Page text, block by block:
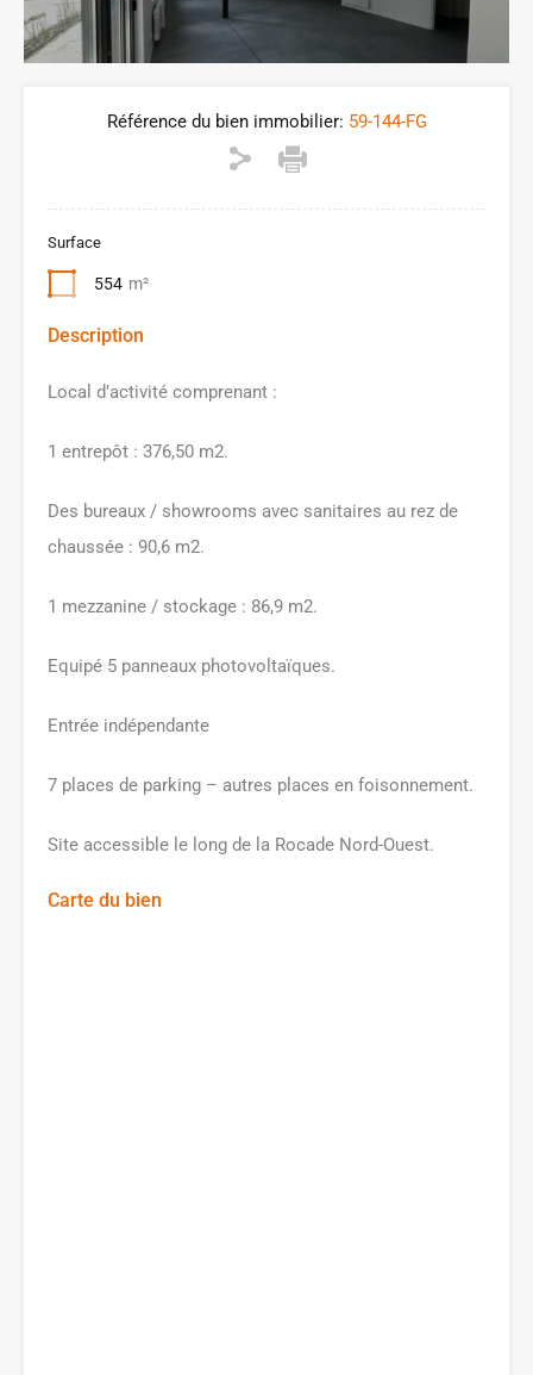
Référence du bien immobilier: 59-144-FG
Surface
554 m²
Description
Local d’activité comprenant :
1 entrepôt : 376,50 m2.
Des bureaux / showrooms avec sanitaires au rez de
chaussée : 90,6 m2.
1 mezzanine / stockage : 86,9 m2.
Equipé 5 panneaux photovoltaïques.
Entrée indépendante
7 places de parking – autres places en foisonnement.
Site accessible le long de la Rocade Nord-Ouest.
Carte du bien